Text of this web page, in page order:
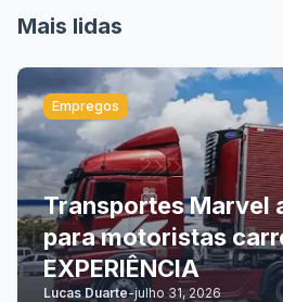
Mais lidas
Empregos
Transportes Marvel
para motoristas
EXPERIÊNCIA
Lucas Duarte-julho 31, 2026